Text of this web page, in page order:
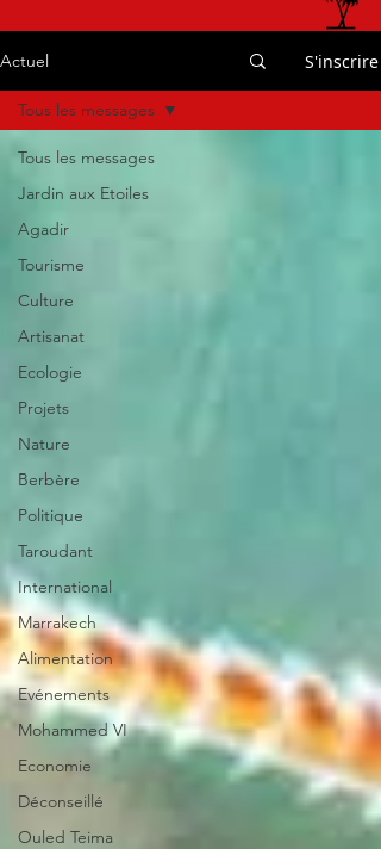
Actuel S'inscrire
Tous les messages
Jardin aux Etoiles
Agadir
Tourisme
Culture
Artisanat
Ecologie
Projets
Nature
Berbère
Politique
Taroudant
International
Marrakech
Alimentation
Evénements
Mohammed VI
Economie
Déconseillé
Ouled Teima
Tous les messages